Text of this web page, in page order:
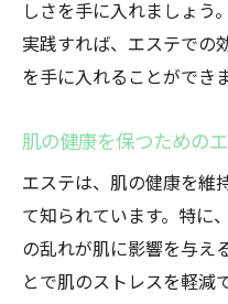
しさを手に入れましょう
実践すれば、エステでの
を手に入れることができま
肌の健康を保つための
エステは、肌の健康を維
て知られています。特に
の乱れが肌に影響を与え
とで肌のストレスを軽減